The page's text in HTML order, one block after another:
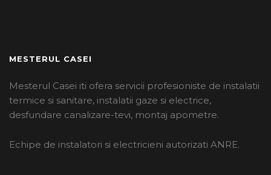
MESTERUL CASEI
Mesterul Casei iti ofera servicii profesioniste de instalatii
termice si sanitare, instalatii gaze si electrice,
desfundare canalizare-tevi, montaj apometre.
Echipe de instalatori si electricieni autorizati ANRE.